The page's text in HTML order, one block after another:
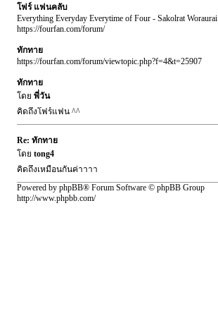
โฟร์ แฟนคลับ
Everything Everyday Everytime of Four - Sakolrat Woraurai
https://fourfan.com/forum/
ทักทาย
https://fourfan.com/forum/viewtopic.php?f=4&t=25907
ทักทาย
โดย พี่วัน
คิดถึงโฟร์แฟน ^^
Re: ทักทาย
โดย tong4
คิดถึงเหมือนกันค่าาาา
Powered by phpBB® Forum Software © phpBB Group
http://www.phpbb.com/